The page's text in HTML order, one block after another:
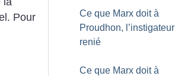
Pour
Ce que Marx doit à
Proudhon, l’instigateur
renié
Ce que Marx doit à